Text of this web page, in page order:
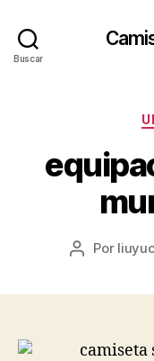
Buscar
Autor
Por